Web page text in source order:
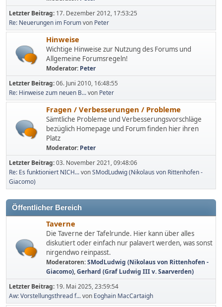
Letzter Beitrag: 17. Dezember 2012, 17:53:25
Re: Neuerungen im Forumvon Peter
Hinweise
Wichtige Hinweise zur Nutzung des Forums und
Allgemeine Forumsregeln!
Moderator: Peter
Letzter Beitrag:06. Juni 2010, 16:48:55
Re: Hinweise zum neuen B...von Peter
Fragen / Verbesserungen / Probleme
Sämtliche Probleme und Verbesserungsvorschläge
bezüglich Homepage und Forum finden hier ihren
Platz
Moderator: Peter
Letzter Beitrag:03. November 2021, 09:48:06
Re: Es funktioniert NICH...vonSModLudwig (Nikolaus von Rittenhofen -
Giacomo)
Öffentlicher Bereich
Taverne
Die Taverne der Tafelrunde. Hier kann über alles
diskutiert oder einfach nur palavert werden, was sonst
nirgendwo reinpasst.
Moderatoren:SModLudwig (Nikolaus von Rittenhofen -
Giacomo),Gerhard (Graf Ludwig III v. Saarverden)
Letzter Beitrag: 19. Mai 2025, 23:59:54
Aw: Vorstellungsthread f...von Eoghain MacCartaigh